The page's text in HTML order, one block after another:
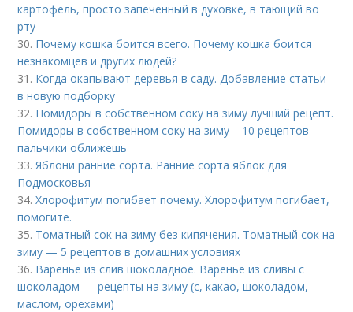
картофель, просто запечённый в духовке, в тающий во
рту
30. Почему кошка боится всего. Почему кошка боится
незнакомцев и других людей?
31. Когда окапывают деревья в саду. Добавление статьи
в новую подборку
32. Помидоры в собственном соку на зиму лучший рецепт.
Помидоры в собственном соку на зиму – 10 рецептов
пальчики оближешь
33.Яблони ранние сорта. Ранние сорта яблок для
Подмосковья
34.Хлорофитум погибает почему. Хлорофитум погибает,
помогите.
35. Томатный сок на зиму без кипячения. Томатный сок на
зиму — 5 рецептов в домашних условиях
36. Варенье из слив шоколадное. Варенье из сливы с
шоколадом — рецепты на зиму (с, какао, шоколадом,
маслом, орехами)